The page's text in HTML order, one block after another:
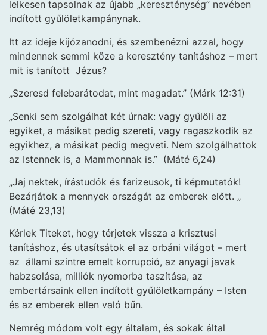
lelkesen tapsolnak az újabb „kereszténység” nevében
indított gyűlöletkampánynak.
Itt az ideje kijózanodni, és szembenézni azzal, hogy
mindennek semmi köze a keresztény tanításhoz – mert
mit is tanított Jézus?
„Szeresd felebarátodat, mint magadat.” (Márk 12:31)
„Senki sem szolgálhat két úrnak: vagy gyűlöli az
egyiket, a másikat pedig szereti, vagy ragaszkodik az
egyikhez, a másikat pedig megveti. Nem szolgálhattok
az Istennek is, a Mammonnak is.” (Máté 6,24)
„Jaj nektek, írástudók és farizeusok, ti képmutatók!
Bezárjátok a mennyek országát az emberek előtt. „
(Máté 23,13)
Kérlek Titeket, hogy térjetek vissza a krisztusi
tanításhoz, és utasítsátok el az orbáni világot – mert
az állami szintre emelt korrupció, az anyagi javak
habzsolása, milliók nyomorba taszítása, az
embertársaink ellen indított gyűlöletkampány – Isten
és az emberek ellen való bűn.
Nemrég módom volt egy általam, és sokak által